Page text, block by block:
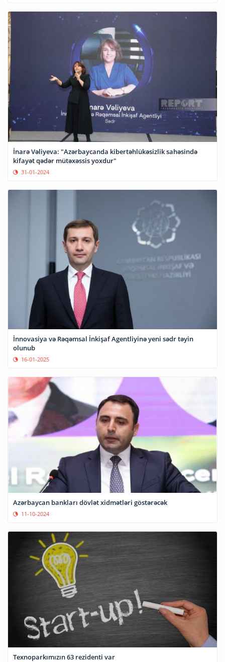
İnarə Vəliyeva: "Azərbaycanda kibertəhlükəsizlik sahəsində
kifayət qədər mütəxəssis yoxdur"
31-01-2024
İnnovasiya və Rəqəmsal İnkişaf Agentliyinə yeni sədr təyin
olunub
16-01-2025
Azərbaycan bankları dövlət xidmətləri göstərəcək
11-10-2024
Texnoparkımızın 63 rezidenti var